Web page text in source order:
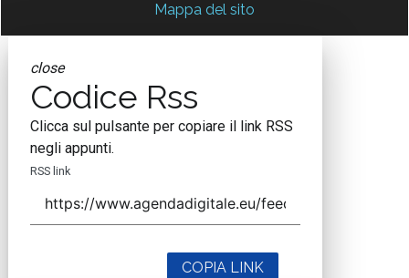
Mappa del sito
close
Codice Rss
Clicca sul pulsante per copiare il link RSS
negli appunti.
RSS link
COPIA LINK